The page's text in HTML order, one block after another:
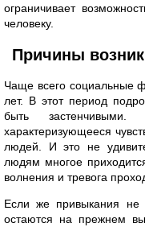
ограничивает
человеку.
Причины
Чаще всего социальные
лет. В этот период
быть застенчивыми.
характеризующееся
людей. И это не
людям многое
волнения и тревога
Если же привыкания не
остаются на прежнем